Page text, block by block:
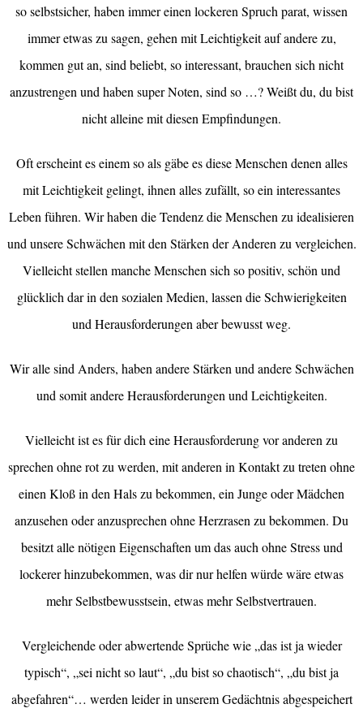
so selbstsicher, haben immer einen lockeren Spruch parat, wissen
immer etwas zu sagen, gehen mit Leichtigkeit auf andere zu,
kommen gut an, sind beliebt, so interessant, brauchen sich nicht
anzustrengen und haben super Noten, sind so …? Weißt du, du bist
nicht alleine mit diesen Empfindungen.
Oft erscheint es einem so als gäbe es diese Menschen denen alles
mit Leichtigkeit gelingt, ihnen alles zufällt, so ein interessantes
Leben führen. Wir haben die Tendenz die Menschen zu idealisieren
und unsere Schwächen mit den Stärken der Anderen zu vergleichen.
Vielleicht stellen manche Menschen sich so positiv, schön und
glücklich dar in den sozialen Medien, lassen die Schwierigkeiten
und Herausforderungen aber bewusst weg.
Wir alle sind Anders, haben andere Stärken und andere Schwächen
und somit andere Herausforderungen und Leichtigkeiten.
Vielleicht ist es für dich eine Herausforderung vor anderen zu
sprechen ohne rot zu werden, mit anderen in Kontakt zu treten ohne
einen Kloß in den Hals zu bekommen, ein Junge oder Mädchen
anzusehen oder anzusprechen ohne Herzrasen zu bekommen. Du
besitzt alle nötigen Eigenschaften um das auch ohne Stress und
lockerer hinzubekommen, was dir nur helfen würde wäre etwas
mehr Selbstbewusstsein, etwas mehr Selbstvertrauen.
Vergleichende oder abwertende Sprüche wie „das ist ja wieder
typisch“, „sei nicht so laut“, „du bist so chaotisch“, „du bist ja
abgefahren“… werden leider in unserem Gedächtnis abgespeichert